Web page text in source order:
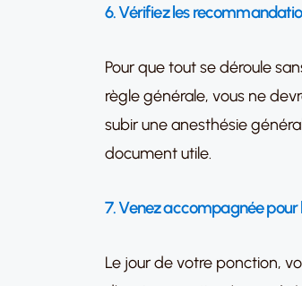
6. Vérifiez les
Pour que tout se déroule
règle générale, vous ne
subir une anesthésie
document utile.
7. Venez accompagnée pour
Le jour de votre ponction,